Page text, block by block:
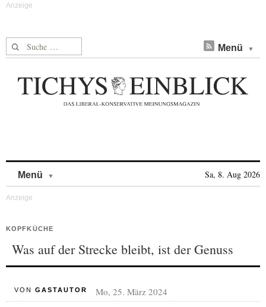
Suche nach: Menü
Menü Sa, 8. Aug 2026
KOPFKÜCHE
Was auf der Strecke bleibt, ist der Genuss
VON GASTAUTOR Mo, 25. März 2024